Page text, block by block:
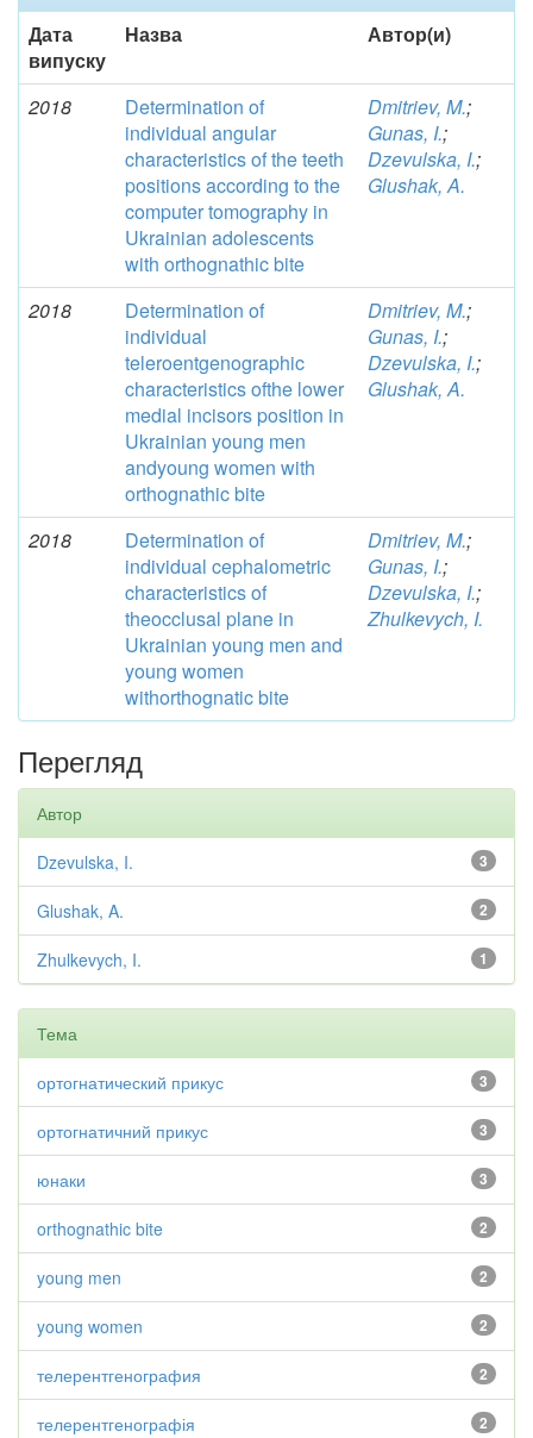
Дата
випуску
Назва Автор(и)
2018
Determination of
individual angular
characteristics of the teeth
positions according to the
computer tomography in
Ukrainian adolescents
with orthognathic bite
Dmitriev, M.;
Gunas, I.;
Dzevulska, I.;
Glushak, A.
2018
Determination of
individual
teleroentgenographic
characteristics ofthe lower
medial incisors position in
Ukrainian young men
andyoung women with
orthognathic bite
Dmitriev, M.;
Gunas, I.;
Dzevulska, I.;
Glushak, A.
2018
Determination of
individual cephalometric
characteristics of
theocclusal plane in
Ukrainian young men and
young women
withorthognatic bite
Dmitriev, M.;
Gunas, I.;
Dzevulska, I.;
Zhulkevych, I.
Перегляд
Автор
3
Dzevulska, I.
2
Glushak, A.
1
Zhulkevych, I.
Тема
3
ортогнатический прикус
3
ортогнатичний прикус
3
юнаки
2
orthognathic bite
2
young men
2
young women
2
телерентгенография
2
телерентгенографія